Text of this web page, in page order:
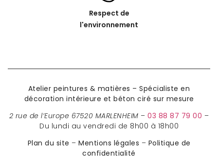
Respect de
l'environnement
Atelier peintures & matières – Spécialiste en
décoration intérieure et béton ciré sur mesure
2 rue de l’Europe 67520 MARLENHEIM –03 88 87 79 00 –
Du lundi au vendredi de 8h00 à 18h00
Plan du site – Mentions légales – Politique de
confidentialité